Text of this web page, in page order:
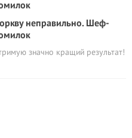
неправильно. Шеф-
значно кращий результат!